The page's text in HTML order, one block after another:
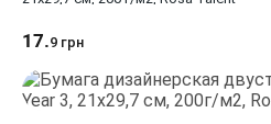
17.9 грн